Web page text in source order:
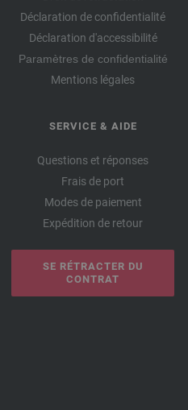
Déclaration de confidentialité
Déclaration d'accessibilité
Paramètres de confidentialité
Mentions légales
SERVICE & AIDE
Questions et réponses
Frais de port
Modes de paiement
Expédition de retour
SE RÉTRACTER DU
CONTRAT